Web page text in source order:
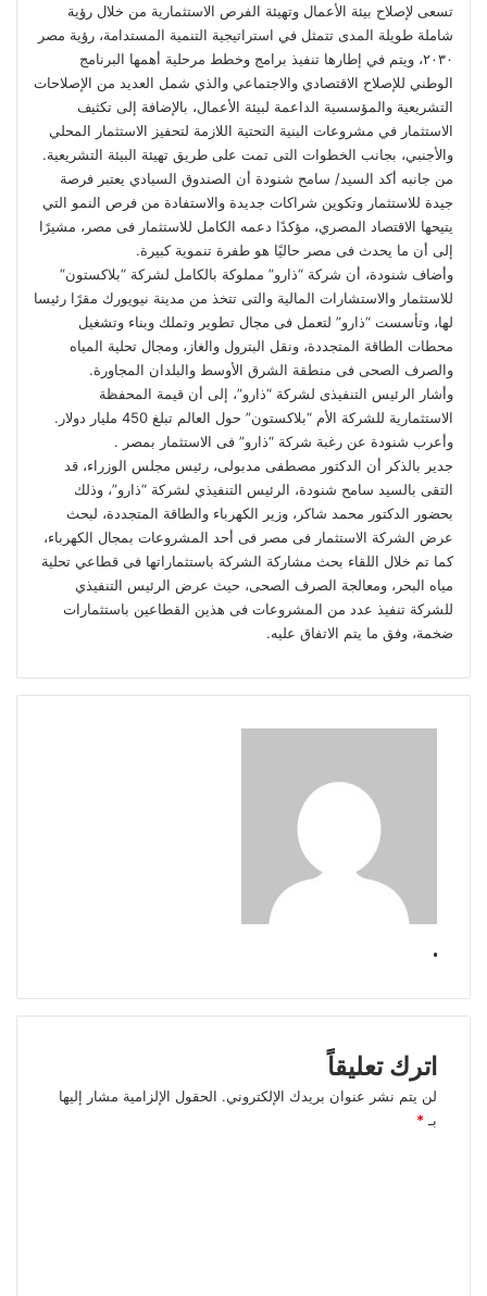
تسعى لإصلاح بيئة الأعمال وتهيئة الفرص الاستثمارية من خلال رؤية
شاملة طويلة المدى تتمثل في استراتيجية التنمية المستدامة، رؤية مصر
٢٠٣٠، ويتم في إطارها تنفيذ برامج وخطط مرحلية أهمها البرنامج
الوطني للإصلاح الاقتصادي والاجتماعي والذي شمل العديد من الإصلاحات
التشريعية والمؤسسية الداعمة لبيئة الأعمال، بالإضافة إلى تكثيف
الاستثمار في مشروعات البنية التحتية اللازمة لتحفيز الاستثمار المحلي
والأجنبي، بجانب الخطوات التى تمت على طريق تهيئة البيئة التشريعية.
من جانبه أكد السيد/ سامح شنودة أن الصندوق السيادي يعتبر فرصة
جيدة للاستثمار وتكوين شراكات جديدة والاستفادة من فرص النمو التي
يتيحها الاقتصاد المصري، مؤكدًا دعمه الكامل للاستثمار فى مصر، مشيرًا
إلى أن ما يحدث فى مصر حاليًا هو طفرة تنموية كبيرة.
وأضاف شنودة، أن شركة “ذارو” مملوكة بالكامل لشركة “بلاكستون”
للاستثمار والاستشارات المالية والتى تتخذ من مدينة نيويورك مقرًا رئيسا
لها، وتأسست “ذارو” لتعمل فى مجال تطوير وتملك وبناء وتشغيل
محطات الطاقة المتجددة، ونقل البترول والغاز، ومجال تحلية المياه
والصرف الصحى فى منطقة الشرق الأوسط والبلدان المجاورة.
وأشار الرئيس التنفيذى لشركة “ذارو”، إلى أن قيمة المحفظة
الاستثمارية للشركة الأم “بلاكستون” حول العالم تبلغ 450 مليار دولار.
وأعرب شنودة عن رغبة شركة “ذارو” فى الاستثمار بمصر .
جدير بالذكر أن الدكتور مصطفى مدبولى، رئيس مجلس الوزراء، قد
التقى بالسيد سامح شنودة، الرئيس التنفيذي لشركة “ذارو”، وذلك
بحضور الدكتور محمد شاكر، وزير الكهرباء والطاقة المتجددة، لبحث
عرض الشركة الاستثمار فى مصر فى أحد المشروعات بمجال الكهرباء،
كما تم خلال اللقاء بحث مشاركة الشركة باستثماراتها فى قطاعي تحلية
مياه البحر، ومعالجة الصرف الصحى، حيث عرض الرئيس التنفيذي
للشركة تنفيذ عدد من المشروعات فى هذين القطاعين باستثمارات
ضخمة، وفق ما يتم الاتفاق عليه.
.
اترك تعليقاً
لن يتم نشر عنوان بريدك الإلكتروني. الحقول الإلزامية مشار إليها
بـ *